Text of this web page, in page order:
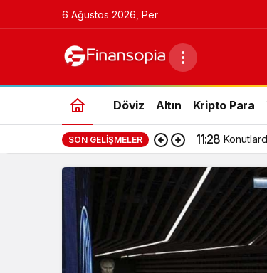
6 Ağustos 2026, Per
Döviz Altın Kripto Para
SON GELIŞMELER 11:28